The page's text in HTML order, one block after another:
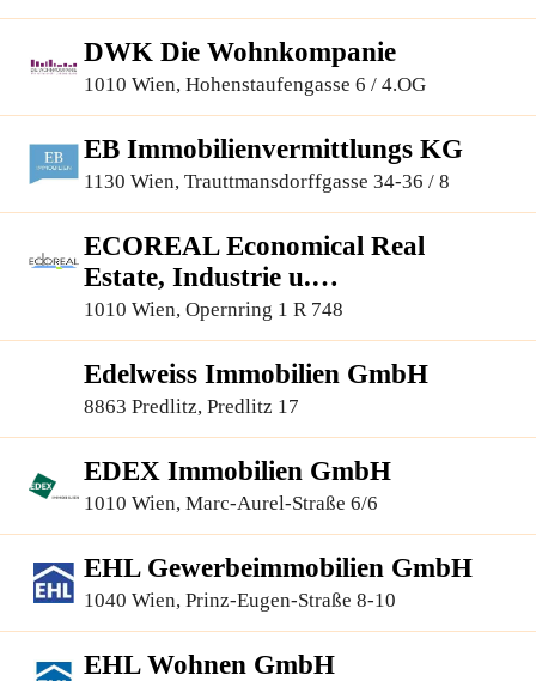
DWK Die Wohnkompanie
1010 Wien, Hohenstaufengasse 6 / 4.OG
EB Immobilienvermittlungs KG
1130 Wien, Trauttmansdorffgasse 34-36 / 8
ECOREAL Economical Real
Estate, Industrie u.
Immobilienvermittlung G.m.b.H
1010 Wien, Opernring 1 R 748
Edelweiss Immobilien GmbH
8863 Predlitz, Predlitz 17
EDEX Immobilien GmbH
1010 Wien, Marc-Aurel-Straße 6/6
EHL Gewerbeimmobilien GmbH
1040 Wien, Prinz-Eugen-Straße 8-10
EHL Wohnen GmbH